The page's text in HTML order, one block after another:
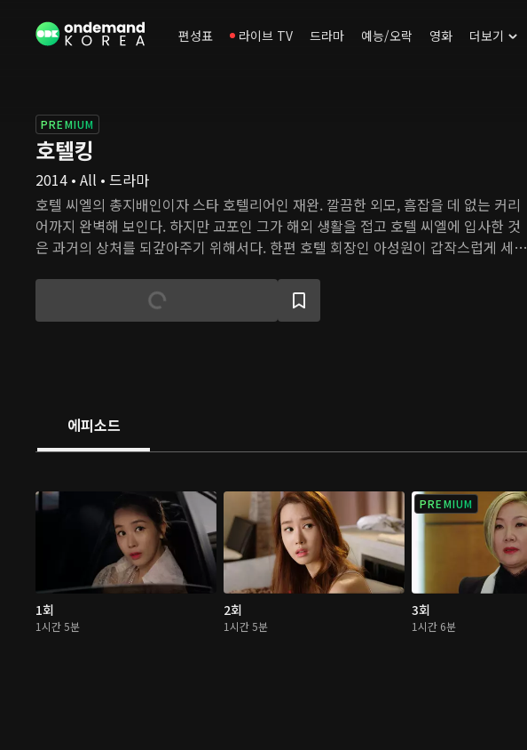
편성표 라이브 TV 드라마 예능/오락 영화 더보기
PREMIUM
호텔킹
2014 • All • 드라마
호텔 씨엘의 총지배인이자 스타 호텔리어인 재완. 깔끔한 외모, 흠잡을 데 없는 커리
어까지 완벽해 보인다. 하지만 교포인 그가 해외 생활을 접고 호텔 씨엘에 입사한 것
은 과거의 상처를 되갚아주기 위해서다. 한편 호텔 회장인 아성원이 갑작스럽게 세상
습을 보이며 호텔 사람들의 우려를 샀지만, 점차 자신의 능력을 키워 아버지가 사랑했
던 호텔을 지키려 노력한다. 호텔 씨엘의 부회장 이중구는 아성원의 오랜 친구이자 믿
에피소드
1회
1시간 5분
2회
1시간 5분
PREMIUM
3회
1시간 6분